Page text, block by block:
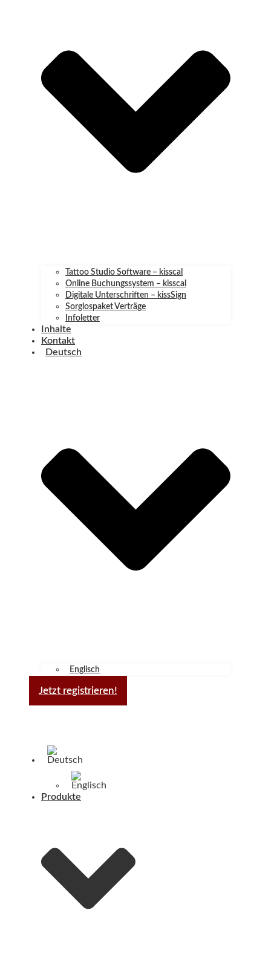
Tattoo Studio Software – kisscal
Online Buchungssystem – kisscal
Digitale Unterschriften – kissSign
Sorglospaket Verträge
Infoletter
Inhalte
Kontakt
Deutsch
Englisch
Jetzt registrieren!
Produkte